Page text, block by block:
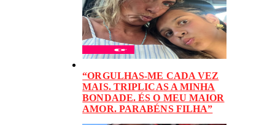
“ORGULHAS-ME CADA VEZ
MAIS. TRIPLICAS A MINHA
BONDADE. ÉS O MEU MAIOR
AMOR. PARABÉNS FILHA”